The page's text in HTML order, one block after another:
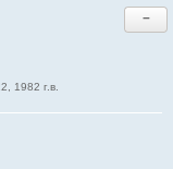
1982 г.в.
−